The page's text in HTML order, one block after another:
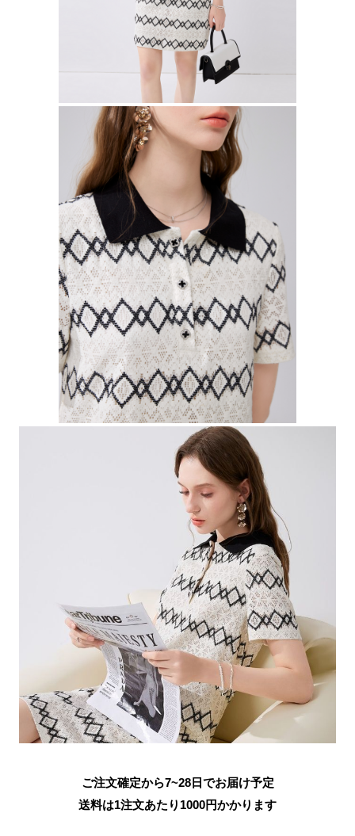
ご注文確定から7~28日でお届け予定
送料は1注文あたり 1000円かかります